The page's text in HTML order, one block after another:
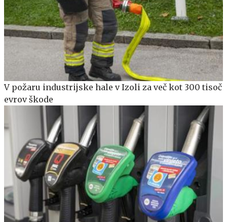
V požaru industrijske hale v Izoli za več kot 300 tisoč
evrov škode